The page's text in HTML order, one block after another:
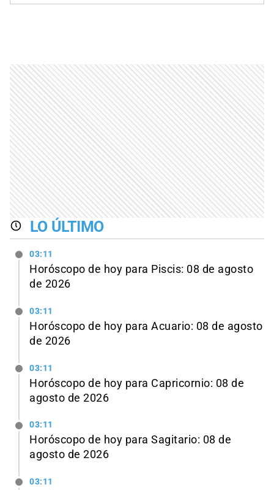
LO ÚLTIMO
03:11
Horóscopo de hoy para Piscis: 08 de agosto
de 2026
03:11
Horóscopo de hoy para Acuario: 08 de agosto
de 2026
03:11
Horóscopo de hoy para Capricornio: 08 de
agosto de 2026
03:11
Horóscopo de hoy para Sagitario: 08 de
agosto de 2026
03:11